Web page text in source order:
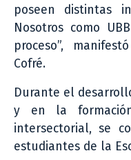
poseen distintas
Nosotros como
proceso”,
Cofré.
Durante el
y en la
intersectorial, se
estudiantes de la